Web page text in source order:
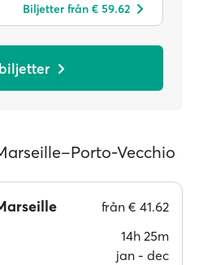
Biljetter från € 59.62
Vecchio
från € 41.62
14h 25m
jan ‐ dec